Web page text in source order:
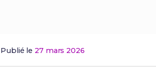
Publié le 27 mars 2026